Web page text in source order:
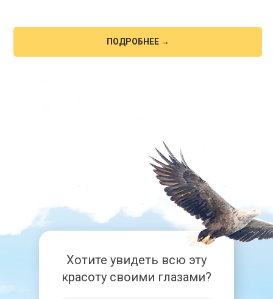
ПОДРОБНЕЕ →
Хотите увидеть всю эту
красоту своими глазами?